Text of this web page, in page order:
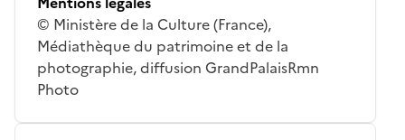
© Ministère de la Culture (France),
Médiathèque du patrimoine et de la
photographie, diffusion GrandPalaisRmn
Photo